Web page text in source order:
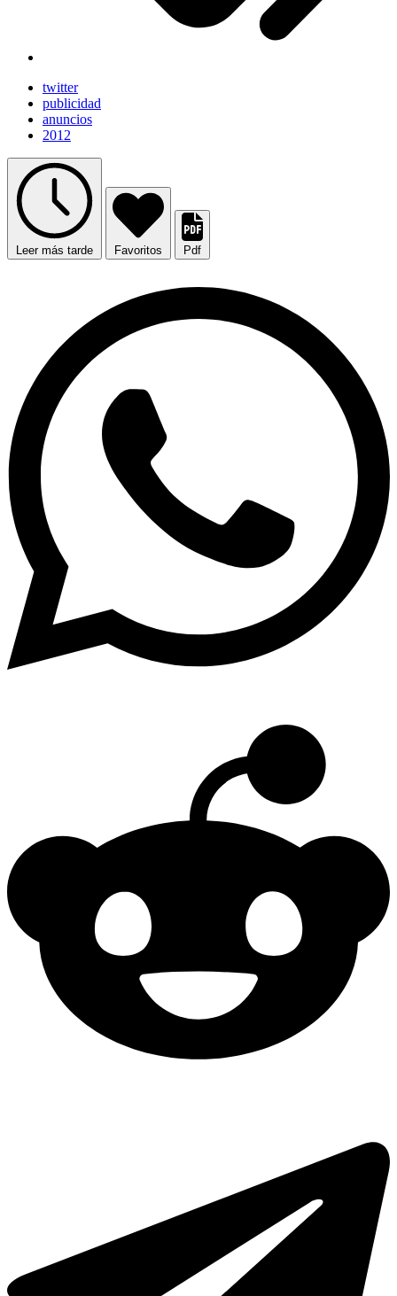
twitter
publicidad
anuncios
2012
Leer más tarde Favoritos Pdf